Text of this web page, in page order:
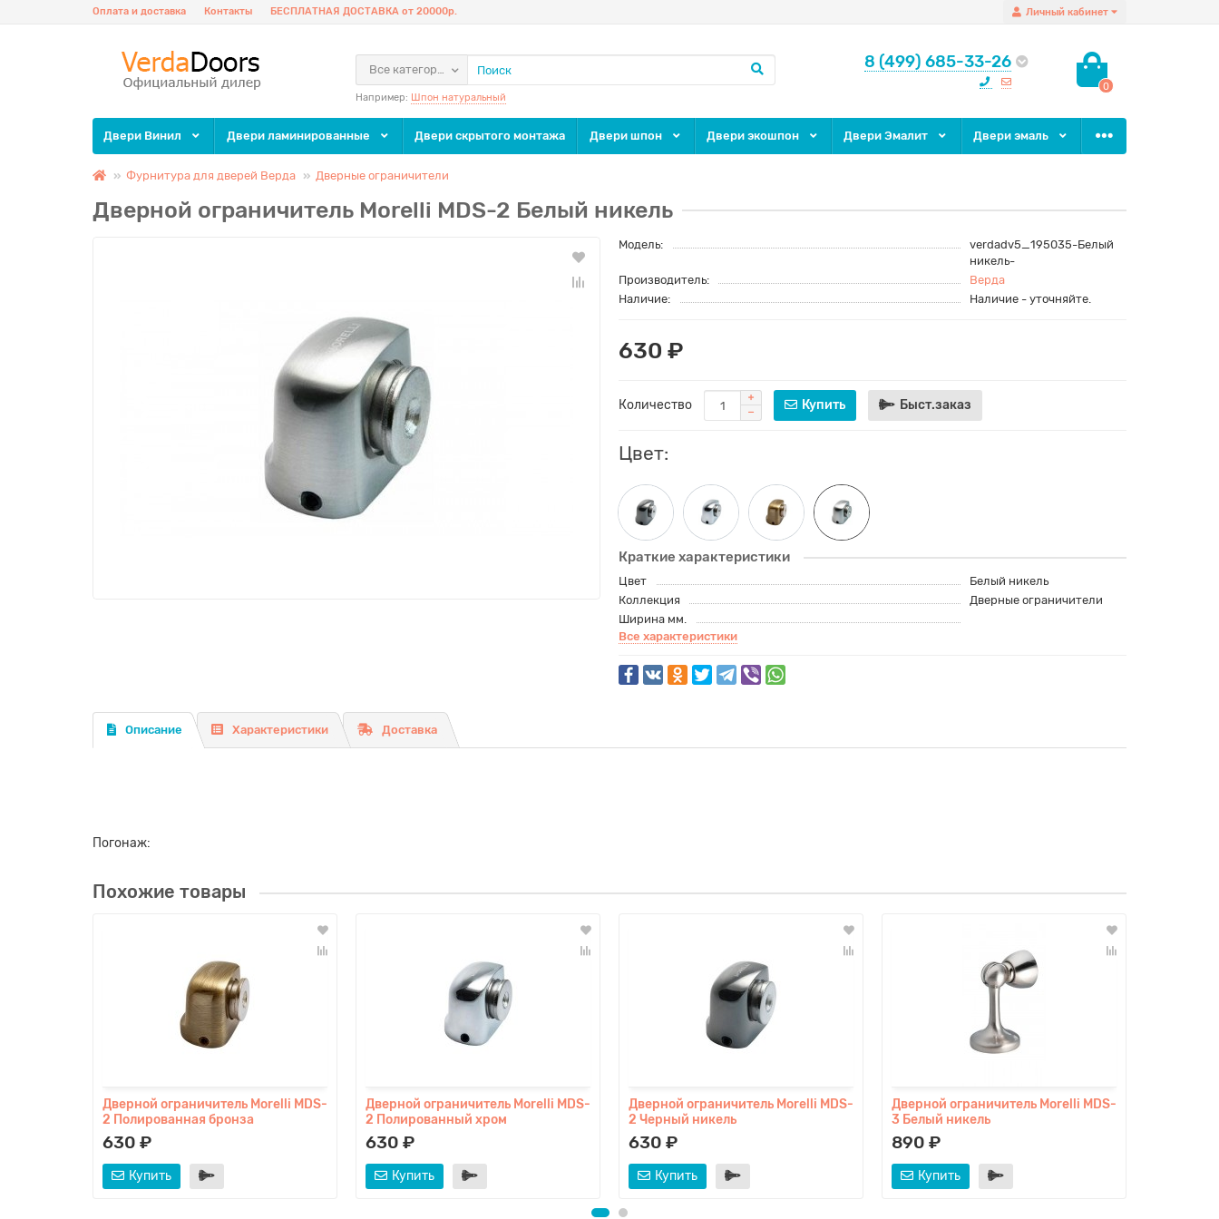
Личный кабинет
Оплата и доставка Контакты БЕСПЛАТНАЯ ДОСТАВКА от 20000р.
8 (499) 685-33-26
0
Все категории
Например: Шпон натуральный
Двери Винил Двери ламинированные Двери скрытого монтажа Двери шпон Двери экошпон Двери Эмалит Двери эмаль
Фурнитура для дверей Верда Дверные ограничители
Дверной ограничитель Morelli MDS-2 Белый никель
Модель:
verdadv5_195035-Белый
никель-
Производитель:
Верда
Наличие:
Наличие - уточняйте.
630 ₽
Количество Купить Быст.заказ
Цвет:
Краткие характеристики
Цвет
Белый никель
Коллекция
Дверные ограничители
Ширина мм.
Все характеристики
Описание Характеристики Доставка
Погонаж:
Похожие товары
Дверной ограничитель Morelli MDS-
2 Полированная бронза
630 ₽
Купить
Дверной ограничитель Morelli MDS-
2 Полированный хром
630 ₽
Купить
Дверной ограничитель Morelli MDS-
2 Черный никель
630 ₽
Купить
Дверной ограничитель Morelli MDS-
3 Белый никель
890 ₽
Купить